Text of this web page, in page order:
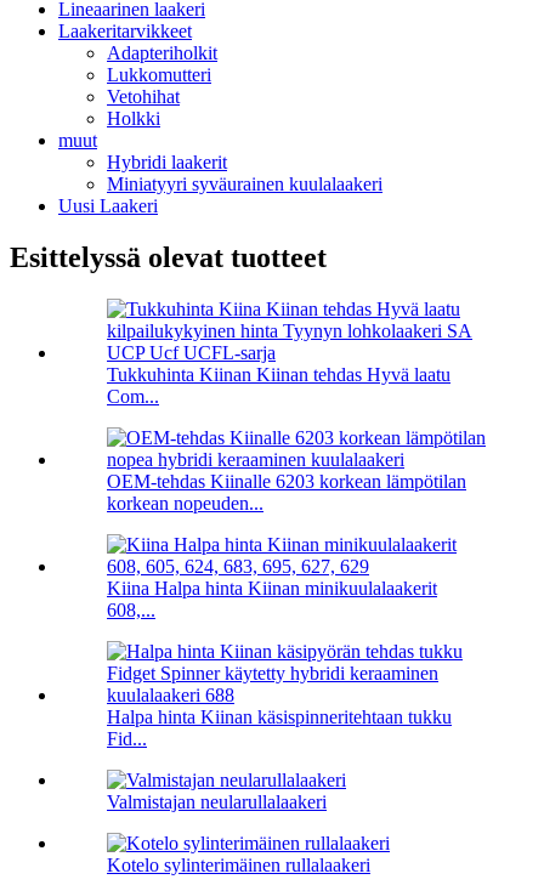
Lineaarinen laakeri
Laakeritarvikkeet
Adapteriholkit
Lukkomutteri
Vetohihat
Holkki
muut
Hybridi laakerit
Miniatyyri syväurainen kuulalaakeri
Uusi Laakeri
Esittelyssä olevat tuotteet
Tukkuhinta Kiinan Kiinan tehdas Hyvä laatu
Com...
OEM-tehdas Kiinalle 6203 korkean lämpötilan
korkean nopeuden...
Kiina Halpa hinta Kiinan minikuulalaakerit
608,...
Halpa hinta Kiinan käsispinneritehtaan tukku
Fid...
Valmistajan neularullalaakeri
Kotelo sylinterimäinen rullalaakeri